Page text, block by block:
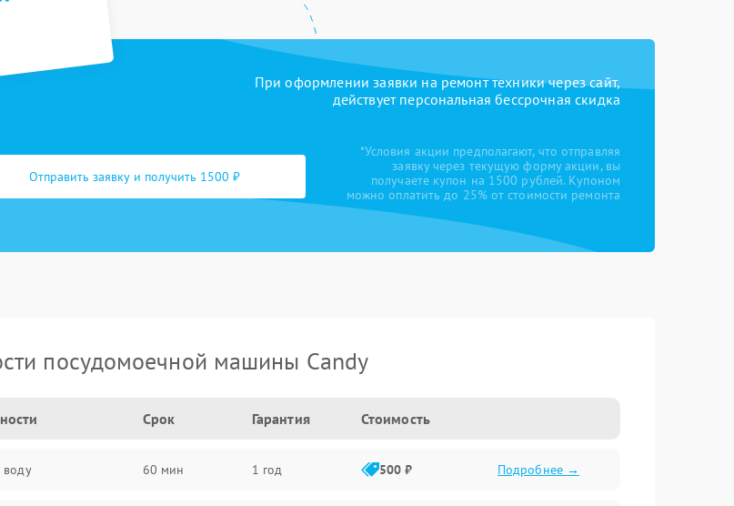
При оформлении заявки на ремонт техники через сайт,
действует персональная бессрочная скидка
Отправить заявку и получить 1500 ₽
*Условия акции предполагают, что отправляя
заявку через текущую форму акции, вы
получаете купон на 1500 рублей. Купоном
можно оплатить до 25% от стоимости ремонта
посудомоечной машины Candy
Срок Гарантия Стоимость
воду 60 мин 1 год 500 ₽ Подробнее →